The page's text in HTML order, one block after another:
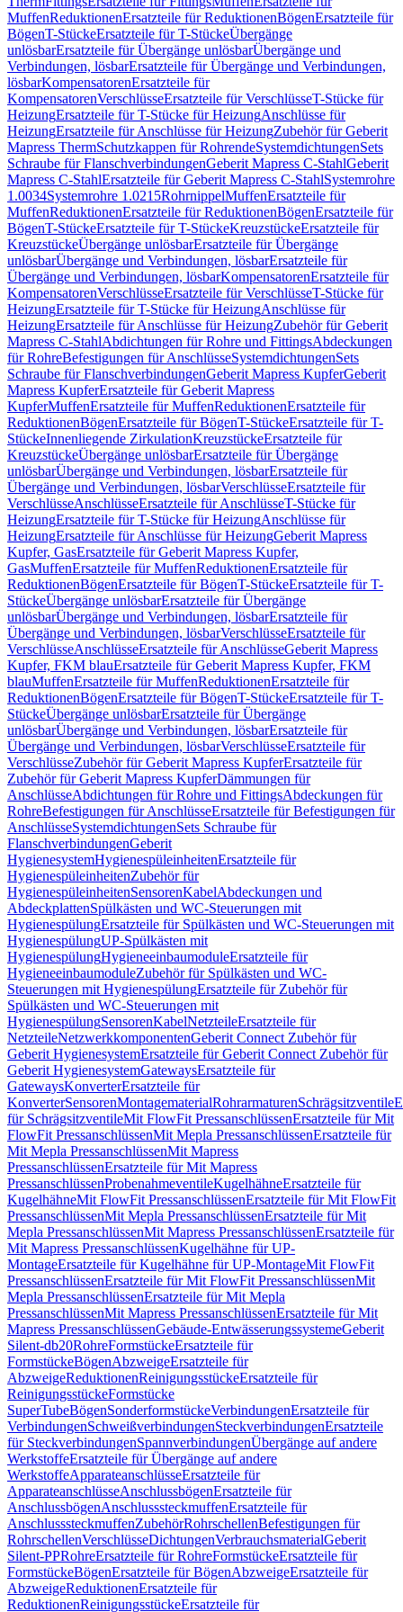
MuffenReduktionenErsatzteile für ReduktionenBögenErsatzteile für
BögenT-StückeErsatzteile für T-StückeÜbergänge
unlösbarErsatzteile für Übergänge unlösbarÜbergänge und
Verbindungen, lösbarErsatzteile für Übergänge und Verbindungen,
lösbarKompensatorenErsatzteile für
KompensatorenVerschlüsseErsatzteile für VerschlüsseT-Stücke für
HeizungErsatzteile für T-Stücke für HeizungAnschlüsse für
HeizungErsatzteile für Anschlüsse für HeizungZubehör für Geberit
Mapress ThermSchutzkappen für RohrendeSystemdichtungenSets
Schraube für FlanschverbindungenGeberit Mapress C-StahlGeberit
Mapress C-StahlErsatzteile für Geberit Mapress C-StahlSystemrohre
1.0034Systemrohre 1.0215RohrnippelMuffenErsatzteile für
MuffenReduktionenErsatzteile für ReduktionenBögenErsatzteile für
BögenT-StückeErsatzteile für T-StückeKreuzstückeErsatzteile für
KreuzstückeÜbergänge unlösbarErsatzteile für Übergänge
unlösbarÜbergänge und Verbindungen, lösbarErsatzteile für
Übergänge und Verbindungen, lösbarKompensatorenErsatzteile für
KompensatorenVerschlüsseErsatzteile für VerschlüsseT-Stücke für
HeizungErsatzteile für T-Stücke für HeizungAnschlüsse für
HeizungErsatzteile für Anschlüsse für HeizungZubehör für Geberit
Mapress C-StahlAbdichtungen für Rohre und FittingsAbdeckungen
für RohreBefestigungen für AnschlüsseSystemdichtungenSets
Schraube für FlanschverbindungenGeberit Mapress KupferGeberit
Mapress KupferErsatzteile für Geberit Mapress
KupferMuffenErsatzteile für MuffenReduktionenErsatzteile für
ReduktionenBögenErsatzteile für BögenT-StückeErsatzteile für T-
StückeInnenliegende ZirkulationKreuzstückeErsatzteile für
KreuzstückeÜbergänge unlösbarErsatzteile für Übergänge
unlösbarÜbergänge und Verbindungen, lösbarErsatzteile für
Übergänge und Verbindungen, lösbarVerschlüsseErsatzteile für
VerschlüsseAnschlüsseErsatzteile für AnschlüsseT-Stücke für
HeizungErsatzteile für T-Stücke für HeizungAnschlüsse für
HeizungErsatzteile für Anschlüsse für HeizungGeberit Mapress
Kupfer, GasErsatzteile für Geberit Mapress Kupfer,
GasMuffenErsatzteile für MuffenReduktionenErsatzteile für
ReduktionenBögenErsatzteile für BögenT-StückeErsatzteile für T-
StückeÜbergänge unlösbarErsatzteile für Übergänge
unlösbarÜbergänge und Verbindungen, lösbarErsatzteile für
Übergänge und Verbindungen, lösbarVerschlüsseErsatzteile für
VerschlüsseAnschlüsseErsatzteile für AnschlüsseGeberit Mapress
Kupfer, FKM blauErsatzteile für Geberit Mapress Kupfer, FKM
blauMuffenErsatzteile für MuffenReduktionenErsatzteile für
ReduktionenBögenErsatzteile für BögenT-StückeErsatzteile für T-
StückeÜbergänge unlösbarErsatzteile für Übergänge
unlösbarÜbergänge und Verbindungen, lösbarErsatzteile für
Übergänge und Verbindungen, lösbarVerschlüsseErsatzteile für
VerschlüsseZubehör für Geberit Mapress KupferErsatzteile für
Zubehör für Geberit Mapress KupferDämmungen für
AnschlüsseAbdichtungen für Rohre und FittingsAbdeckungen für
RohreBefestigungen für AnschlüsseErsatzteile für Befestigungen für
AnschlüsseSystemdichtungenSets Schraube für
FlanschverbindungenGeberit
HygienesystemHygienespüleinheitenErsatzteile für
HygienespüleinheitenZubehör für
HygienespüleinheitenSensorenKabelAbdeckungen und
AbdeckplattenSpülkästen und WC-Steuerungen mit
HygienespülungErsatzteile für Spülkästen und WC-Steuerungen mit
HygienespülungUP-Spülkästen mit
HygienespülungHygieneeinbaumoduleErsatzteile für
HygieneeinbaumoduleZubehör für Spülkästen und WC-
Steuerungen mit HygienespülungErsatzteile für Zubehör für
Spülkästen und WC-Steuerungen mit
HygienespülungSensorenKabelNetzteileErsatzteile für
NetzteileNetzwerkkomponentenGeberit Connect Zubehör für
Geberit HygienesystemErsatzteile für Geberit Connect Zubehör für
Geberit HygienesystemGatewaysErsatzteile für
GatewaysKonverterErsatzteile für
KonverterSensorenMontagematerialRohrarmaturenSchrägsitzventile
für SchrägsitzventileMit FlowFit PressanschlüssenErsatzteile für Mit
FlowFit PressanschlüssenMit Mepla PressanschlüssenErsatzteile für
Mit Mepla PressanschlüssenMit Mapress
PressanschlüssenErsatzteile für Mit Mapress
PressanschlüssenProbenahmeventileKugelhähneErsatzteile für
KugelhähneMit FlowFit PressanschlüssenErsatzteile für Mit FlowFit
PressanschlüssenMit Mepla PressanschlüssenErsatzteile für Mit
Mepla PressanschlüssenMit Mapress PressanschlüssenErsatzteile für
Mit Mapress PressanschlüssenKugelhähne für UP-
MontageErsatzteile für Kugelhähne für UP-MontageMit FlowFit
PressanschlüssenErsatzteile für Mit FlowFit PressanschlüssenMit
Mepla PressanschlüssenErsatzteile für Mit Mepla
PressanschlüssenMit Mapress PressanschlüssenErsatzteile für Mit
Mapress PressanschlüssenGebäude-EntwässerungssystemeGeberit
Silent-db20RohreFormstückeErsatzteile für
FormstückeBögenAbzweigeErsatzteile für
AbzweigeReduktionenReinigungsstückeErsatzteile für
ReinigungsstückeFormstücke
SuperTubeBögenSonderformstückeVerbindungenErsatzteile für
VerbindungenSchweißverbindungenSteckverbindungenErsatzteile
für SteckverbindungenSpannverbindungenÜbergänge auf andere
WerkstoffeErsatzteile für Übergänge auf andere
WerkstoffeApparateanschlüsseErsatzteile für
ApparateanschlüsseAnschlussbögenErsatzteile für
AnschlussbögenAnschlusssteckmuffenErsatzteile für
AnschlusssteckmuffenZubehörRohrschellenBefestigungen für
RohrschellenVerschlüsseDichtungenVerbrauchsmaterialGeberit
Silent-PPRohreErsatzteile für RohreFormstückeErsatzteile für
FormstückeBögenErsatzteile für BögenAbzweigeErsatzteile für
AbzweigeReduktionenErsatzteile für
ReduktionenReinigungsstückeErsatzteile für